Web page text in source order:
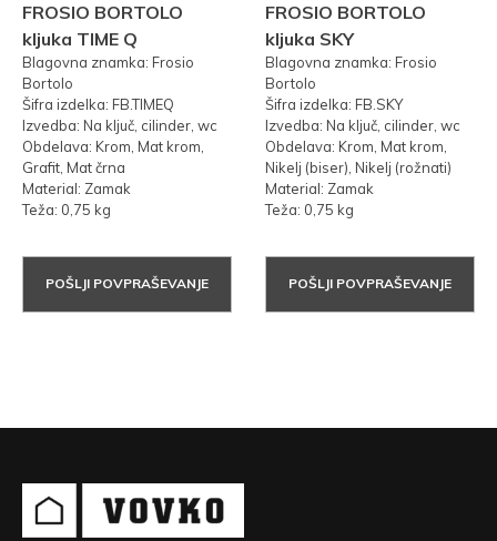
FROSIO BORTOLO
kljuka TIME Q
Blagovna znamka: Frosio
Bortolo
Šifra izdelka: FB.TIMEQ
Izvedba: Na ključ, cilinder, wc
Obdelava: Krom, Mat krom,
Grafit, Mat črna
Material: Zamak
Teža: 0,75 kg
POŠLJI POVPRAŠEVANJE
FROSIO BORTOLO
kljuka SKY
Blagovna znamka: Frosio
Bortolo
Šifra izdelka: FB.SKY
Izvedba: Na ključ, cilinder, wc
Obdelava: Krom, Mat krom,
Nikelj (biser), Nikelj (rožnati)
Material: Zamak
Teža: 0,75 kg
POŠLJI POVPRAŠEVANJE